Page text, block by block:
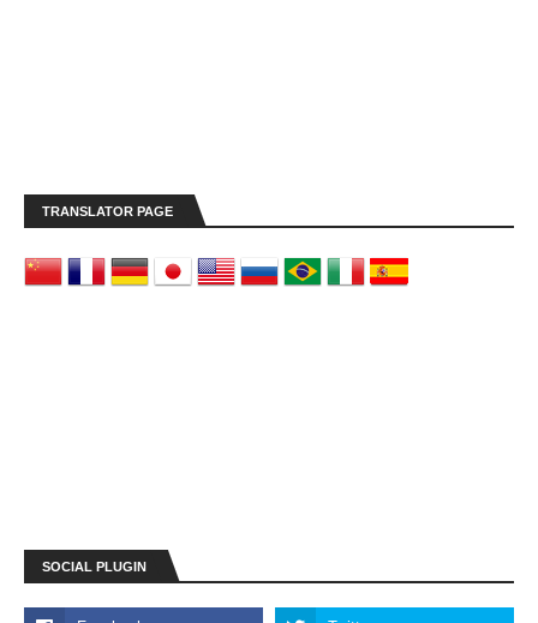
TRANSLATOR PAGE
SOCIAL PLUGIN